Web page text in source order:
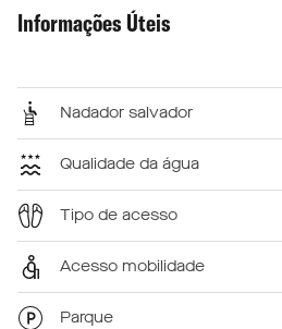
Informações Úteis
Nadador salvador
Qualidade da água
Tipo de acesso
Acesso mobilidade
Parque